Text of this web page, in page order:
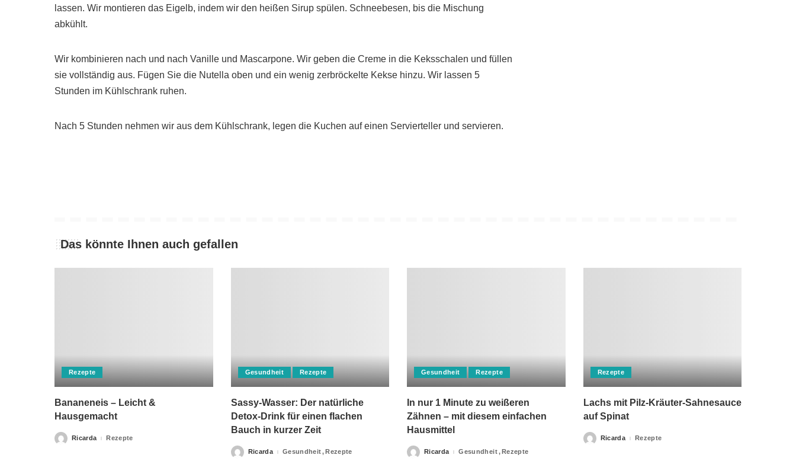
lassen. Wir montieren das Eigelb, indem wir den heißen Sirup spülen. Schneebesen, bis die Mischung
abkühlt.
Wir kombinieren nach und nach Vanille und Mascarpone. Wir geben die Creme in die Keksschalen und füllen
sie vollständig aus. Fügen Sie die Nutella oben und ein wenig zerbröckelte Kekse hinzu. Wir lassen 5
Stunden im Kühlschrank ruhen.
Nach 5 Stunden nehmen wir aus dem Kühlschrank, legen die Kuchen auf einen Servierteller und servieren.
Das könnte Ihnen auch gefallen
Rezepte
Bananeneis – Leicht &
Hausgemacht
PostedRicarda Rezepte
Gesundheit Rezepte
Sassy-Wasser: Der natürliche
Detox-Drink für einen flachen
Bauch in kurzer Zeit
PostedRicarda Gesundheit Rezepte
Gesundheit Rezepte
In nur 1 Minute zu weißeren
Zähnen – mit diesem einfachen
Hausmittel
PostedRicarda Gesundheit Rezepte
Rezepte
Lachs mit Pilz-Kräuter-Sahnesauce
auf Spinat
PostedRicarda Rezepte